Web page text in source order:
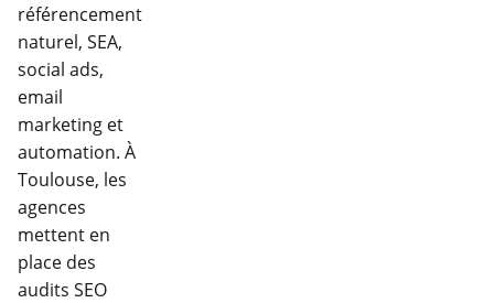
référencement
naturel, SEA,
social ads,
email
marketing et
automation. À
Toulouse, les
agences
mettent en
place des
audits SEO